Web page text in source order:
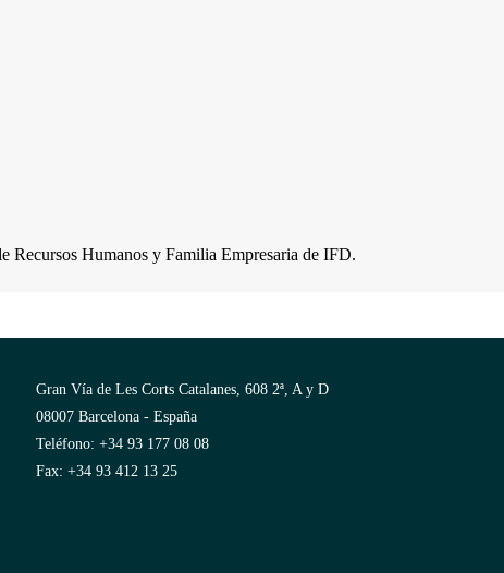
Recursos Humanos y Familia Empresaria de IFD.
Gran Vía de Les Corts Catalanes, 608 2ª, A y D
08007 Barcelona - España
Teléfono: +34 93 177 08 08
Fax: +34 93 412 13 25